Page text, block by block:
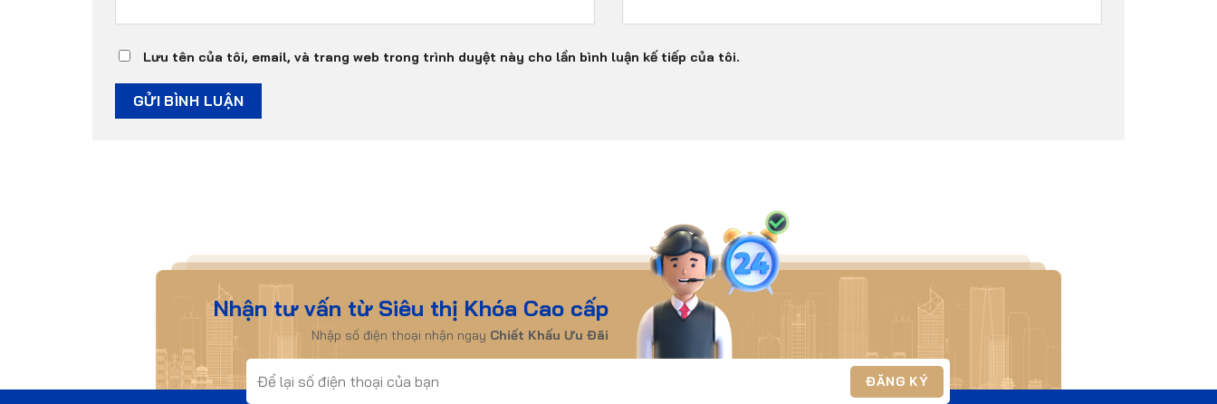
Lưu tên của tôi, email, và trang web trong trình duyệt này cho lần bình luận kế tiếp của tôi.
Nhận tư vấn từ Siêu thị Khóa Cao cấp
Nhập số điện thoại nhận ngay Chiết Khấu Ưu Đãi